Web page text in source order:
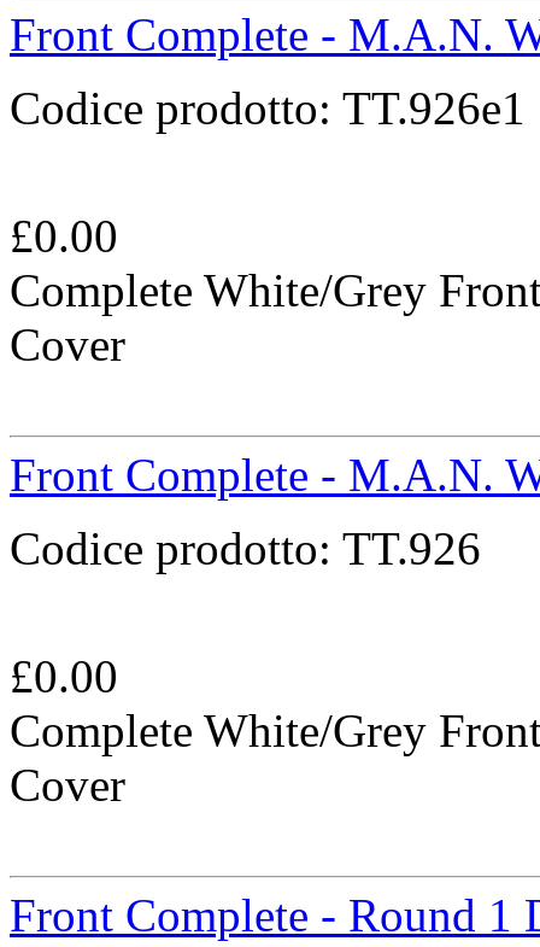
Front Complete - M.A.N.
Codice prodotto: TT.926e1
£0.00
Complete White/Grey
Cover
Front Complete - M.A.N.
Codice prodotto: TT.926
£0.00
Complete White/Grey
Cover
Front Complete - Round 1